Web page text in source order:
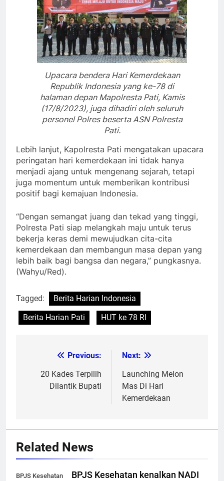
Upacara bendera Hari Kemerdekaan
Republik Indonesia yang ke-78 di
halaman depan Mapolresta Pati, Kamis
(17/8/2023), juga dihadiri oleh seluruh
personel Polres beserta ASN Polresta
Pati.
Lebih lanjut, Kapolresta Pati mengatakan upacara
peringatan hari kemerdekaan ini tidak hanya
menjadi ajang untuk mengenang sejarah, tetapi
juga momentum untuk memberikan kontribusi
positif bagi kemajuan Indonesia.
“Dengan semangat juang dan tekad yang tinggi,
Polresta Pati siap melangkah maju untuk terus
bekerja keras demi mewujudkan cita-cita
kemerdekaan dan membangun masa depan yang
lebih baik bagi bangsa dan negara,” pungkasnya.
(Wahyu/Red).
Tagged:
Berita Harian Indonesia
Berita Harian Pati
HUT ke 78 RI
navigation
Previous:
20 Kades Terpilih
Dilantik Bupati
Next:
Launching Melon
Mas Di Hari
Kemerdekaan
Related News
BPJS Kesehatan
BPJS Kesehatan kenalkan NADI